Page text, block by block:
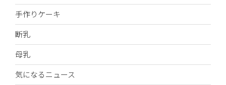
手作りケーキ
断乳
母乳
気になるニュース